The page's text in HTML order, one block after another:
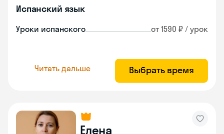
Испанский язык
Уроки испанского от 1590 ₽ / урок
Читать дальше Выбрать время
Елена